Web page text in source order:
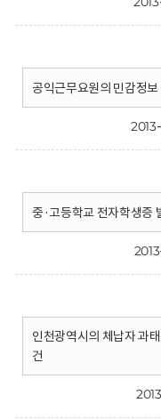
공익근무요원의 민감정
중·고등학교 전자학생증
인천광역시의 체납자 과
건